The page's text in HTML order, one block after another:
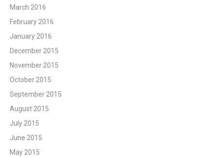
March 2016
February 2016
January 2016
December 2015
November 2015
October 2015
September 2015
August 2015
July 2015
June 2015
May 2015